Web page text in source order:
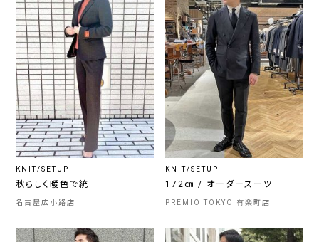
KNIT/SETUP
秋らしく暖色で統一
名古屋広小路店
KNIT/SETUP
172㎝ / オーダースーツ
PREMIO TOKYO 有楽町店